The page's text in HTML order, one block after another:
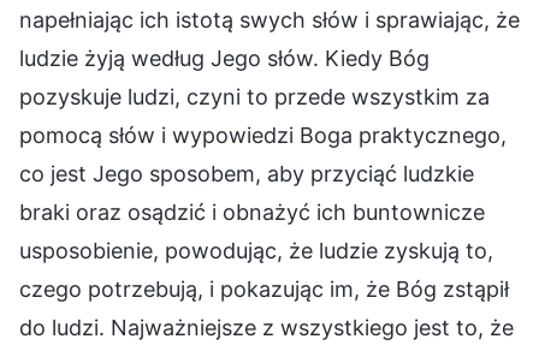
napełniając ich istotą swych słów i sprawiając, że
ludzie żyją według Jego słów. Kiedy Bóg
pozyskuje ludzi, czyni to przede wszystkim za
pomocą słów i wypowiedzi Boga praktycznego,
co jest Jego sposobem, aby przyciąć ludzkie
braki oraz osądzić i obnażyć ich buntownicze
usposobienie, powodując, że ludzie zyskują to,
czego potrzebują, i pokazując im, że Bóg zstąpił
do ludzi. Najważniejsze z wszystkiego jest to, że